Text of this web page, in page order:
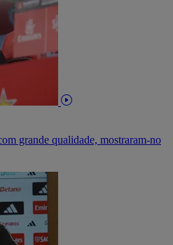
grande qualidade, mostraram-no